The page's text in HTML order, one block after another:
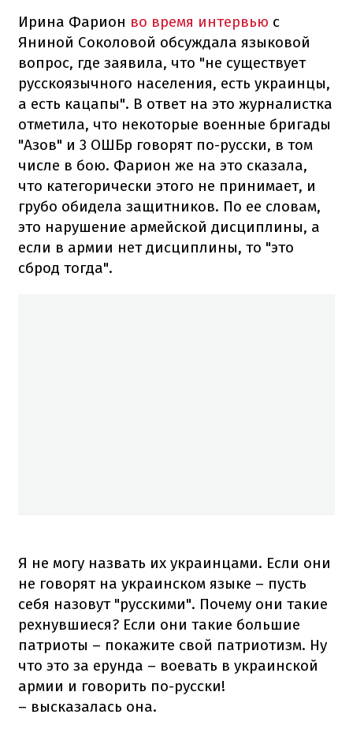
Ирина Фарион во время интервью с
Яниной Соколовой обсуждала языковой
вопрос, где заявила, что "не существует
русскоязычного населения, есть украинцы,
а есть кацапы". В ответ на это журналистка
отметила, что некоторые военные бригады
"Азов" и 3 ОШБр говорят по-русски, в том
числе в бою. Фарион же на это сказала,
что категорически этого не принимает, и
грубо обидела защитников. По ее словам,
это нарушение армейской дисциплины, а
если в армии нет дисциплины, то "это
сброд тогда".
Я не могу назвать их украинцами. Если они
не говорят на украинском языке – пусть
себя назовут "русскими". Почему они такие
рехнувшиеся? Если они такие большие
патриоты – покажите свой патриотизм. Ну
что это за ерунда – воевать в украинской
армии и говорить по-русски!
– высказалась она.